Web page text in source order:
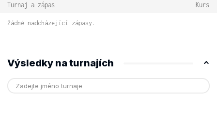
Turnaj a zápas Kurs
Žádné nadcházející zápasy.
Výsledky na turnajích